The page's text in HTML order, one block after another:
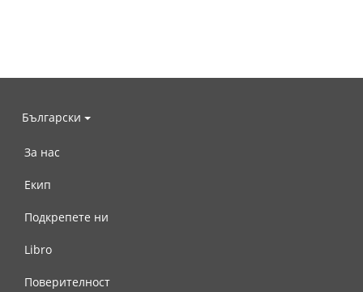
Български
За нас
Екип
Подкрепете ни
Libro
Поверителност